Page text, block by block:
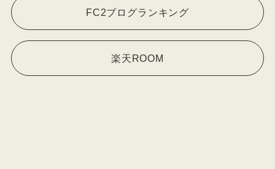
FC2ブログランキング
楽天ROOM